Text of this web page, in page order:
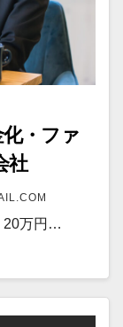
・ファ
社
20万円…